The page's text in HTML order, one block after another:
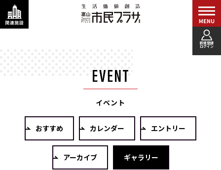
新規登録
ログイン
イベント
おすすめ カレンダー エントリー
アーカイブ ギャラリー